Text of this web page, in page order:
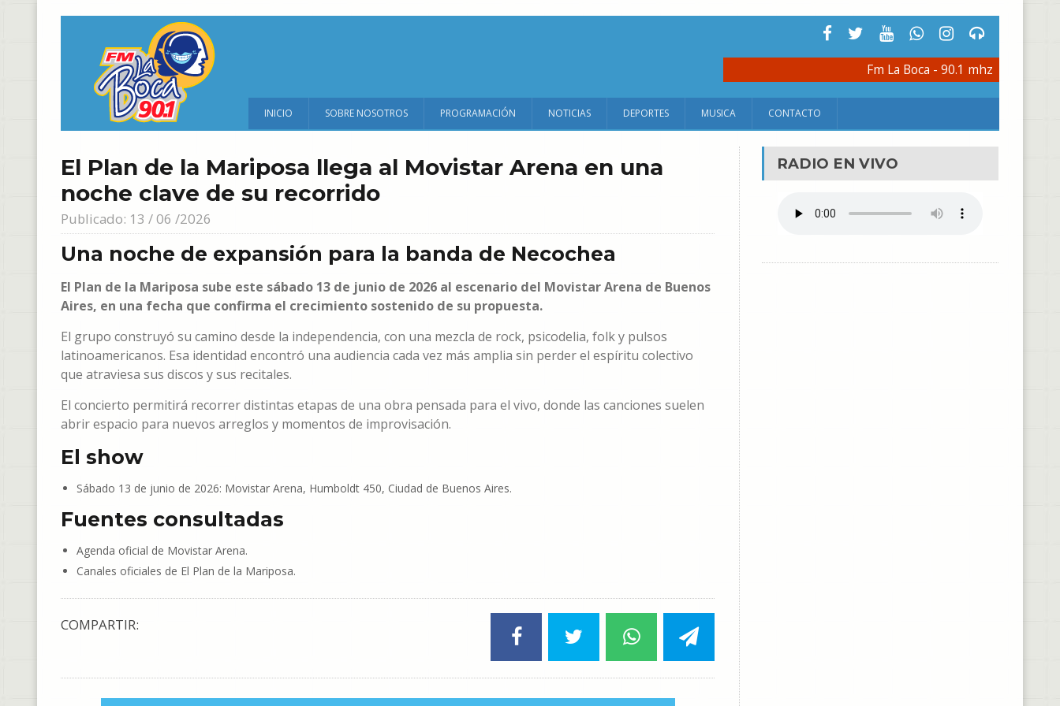
Fm La Boca - 90.1 mhz
INICIO SOBRE NOSOTROS PROGRAMACIÓN NOTICIAS DEPORTES MUSICA CONTACTO
El Plan de la Mariposa llega al Movistar Arena en una
noche clave de su recorrido
Publicado: 13 / 06 /2026
Una noche de expansión para la banda de Necochea
El Plan de la Mariposa sube este sábado 13 de junio de 2026 al escenario del Movistar Arena de Buenos
Aires, en una fecha que confirma el crecimiento sostenido de su propuesta.
El grupo construyó su camino desde la independencia, con una mezcla de rock, psicodelia, folk y pulsos
latinoamericanos. Esa identidad encontró una audiencia cada vez más amplia sin perder el espíritu colectivo
que atraviesa sus discos y sus recitales.
El concierto permitirá recorrer distintas etapas de una obra pensada para el vivo, donde las canciones suelen
abrir espacio para nuevos arreglos y momentos de improvisación.
El show
Sábado 13 de junio de 2026: Movistar Arena, Humboldt 450, Ciudad de Buenos Aires.
Fuentes consultadas
Agenda oficial de Movistar Arena.
Canales oficiales de El Plan de la Mariposa.
COMPARTIR:
RADIO EN VIVO